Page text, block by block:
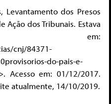
Levantamento dos Presos
Ação dos Tribunais. Estava
em:
cnj/84371-
do-pais-e-
Acesso em: 01/12/2017.
atualmente, 14/10/2019.